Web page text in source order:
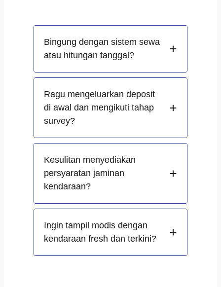
Bingung dengan sistem sewa
atau hitungan tanggal?
Ragu mengeluarkan deposit
di awal dan mengikuti tahap
survey?
Kesulitan menyediakan
persyaratan jaminan
kendaraan?
Ingin tampil modis dengan
kendaraan fresh dan terkini?